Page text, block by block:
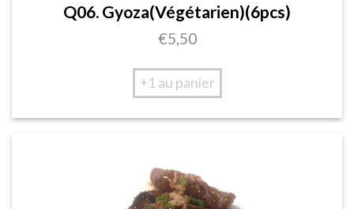
Q06. Gyoza(Végétarien)(6pcs)
€5,50
+1 au panier